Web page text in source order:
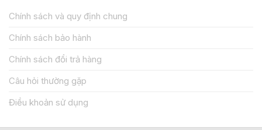
Chính sách và quy định chung
Chính sách bảo hành
Chính sách đổi trả hàng
Câu hỏi thường gặp
Điều khoản sử dụng